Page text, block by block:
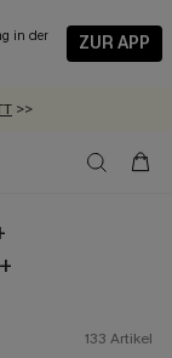
in der
ZUR APP
ARTIKEL >>
133 Artikel